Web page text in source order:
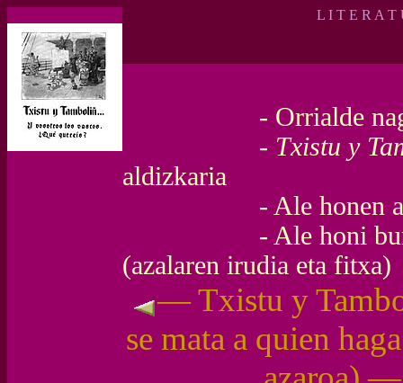
L I T E R A
- Orrialde
- Txistu y
aldizkaria
- Ale honen
- Ale honi
(azalaren irudia eta fitxa)
— Txistu y
se mata a quien